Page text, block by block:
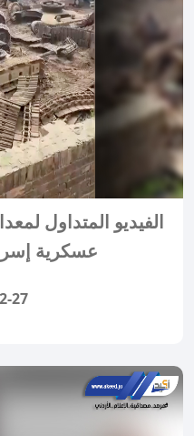
الفيديو المتداول
عسكرية
27